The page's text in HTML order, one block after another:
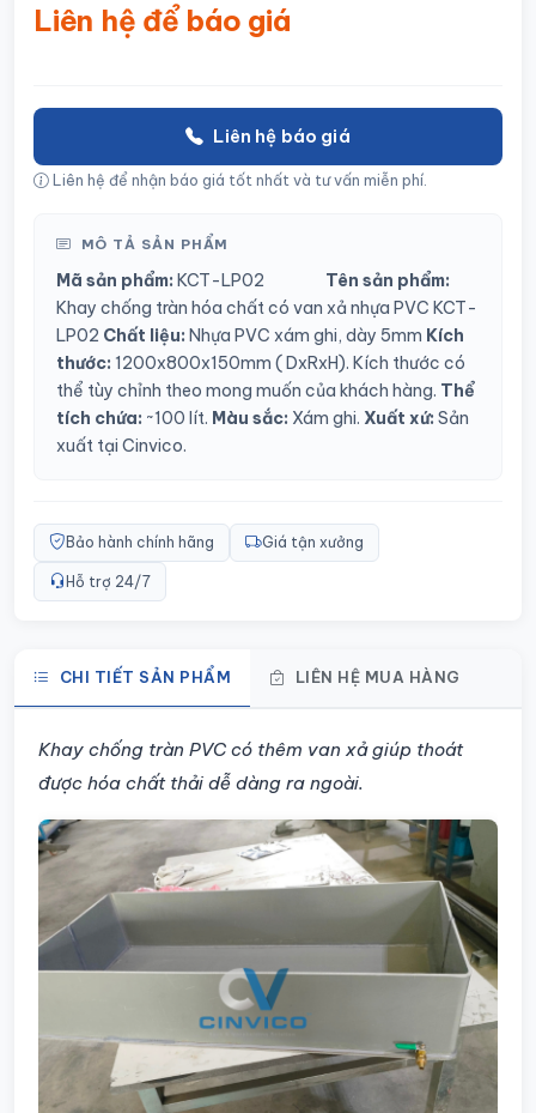
Liên hệ để báo giá
Liên hệ báo giá
Liên hệ để nhận báo giá tốt nhất và tư vấn miễn phí.
MÔ TẢ SẢN PHẨM
Mã sản phẩm: KCT-LP02
Tên sản phẩm:
Khay chống tràn hóa chất có van xả nhựa PVC KCT-
LP02 Chất liệu: Nhựa PVC xám ghi, dày 5mm Kích
thước: 1200x800x150mm ( DxRxH). Kích thước có
thể tùy chỉnh theo mong muốn của khách hàng. Thể
tích chứa: ~100 lít. Màu sắc: Xám ghi. Xuất xứ: Sản
xuất tại Cinvico.
Bảo hành chính hãng Giá tận xưởng
Hỗ trợ 24/7
CHI TIẾT SẢN PHẨM LIÊN HỆ MUA HÀNG
Chi tiết sản phẩm
Khay chống tràn PVC có thêm van xả giúp thoát
được hóa chất thải dễ dàng ra ngoài.